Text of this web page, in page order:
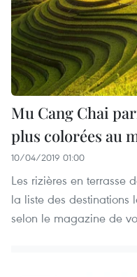
Mu Cang Chai
plus colorées au
10/04/2019 01:00
Les rizières en terrasse
la liste des destinations
selon le magazine de